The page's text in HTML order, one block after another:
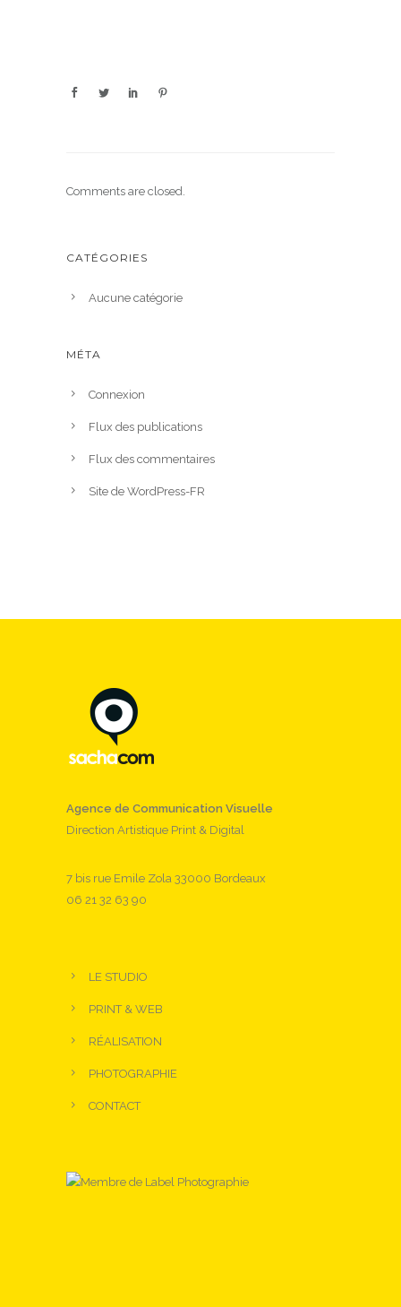
Comments are closed.
CATÉGORIES
Aucune catégorie
MÉTA
Connexion
Flux des publications
Flux des commentaires
Site de WordPress-FR
Agence de Communication Visuelle
Direction Artistique Print & Digital
7 bis rue Emile Zola 33000 Bordeaux
06 21 32 63 90
LE STUDIO
PRINT & WEB
RÉALISATION
PHOTOGRAPHIE
CONTACT